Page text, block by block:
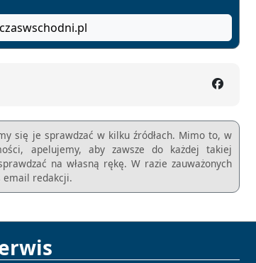
się je sprawdzać w kilku źródłach. Mimo to, w
apelujemy, aby zawsze do każdej takiej
na własną rękę. W razie zauważonych
email redakcji.